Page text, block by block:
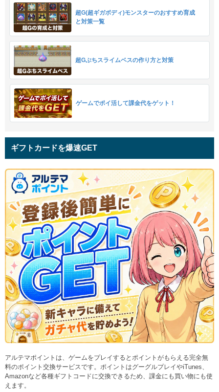
超G(超ギガボディ)モンスターのおすすめ育成
と対策一覧
超Gぶちスライムベスの作り方と対策
ゲームでポイ活して課金代をゲット！
ギフトカードを爆速GET
アルテマポイントは、ゲームをプレイするとポイントがもらえる完全無
料のポイント交換サービスです。ポイントはグーグルプレイやiTunes、
Amazonなど各種ギフトコードに交換できるため、課金にも買い物にも使
えます。